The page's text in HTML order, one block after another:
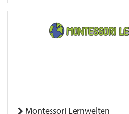
Montessori Lernwelten